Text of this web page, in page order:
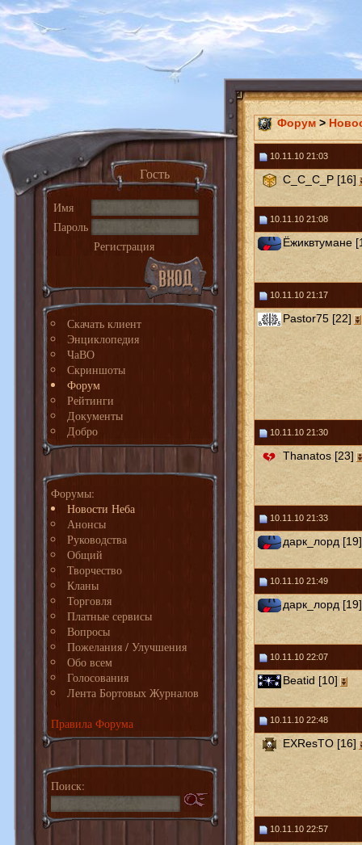
Гость
Имя
Пароль
Регистрация
Скачать клиент
Энциклопедия
ЧаВО
Скриншоты
Форум
Рейтинги
Документы
Добро
Форумы:
Новости Неба
Анонсы
Руководства
Общий
Творчество
Кланы
Торговля
Платные сервисы
Вопросы
Пожелания / Улучшения
Обо всем
Голосования
Лента Бортовых Журналов
Правила Форума
Поиск:
Форум >
10.11.10 21:03
C_C_C_P [16]
10.11.10 21:08
Ёжиквтумане
10.11.10 21:17
Pastor75 [22]
10.11.10 21:30
Thanatos [23]
10.11.10 21:33
дарк_лорд [19]
10.11.10 21:49
дарк_лорд [19]
10.11.10 22:07
Beatid [10]
10.11.10 22:48
EXResTO [16]
10.11.10 22:57